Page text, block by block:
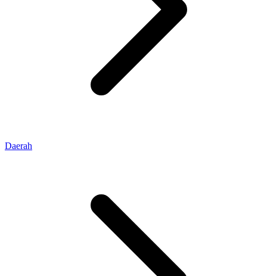
Daerah